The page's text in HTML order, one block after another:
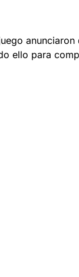
anunciaron
ello para